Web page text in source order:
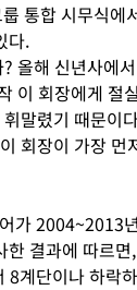
통합 시무식에
다.
올해 신년사에
이 회장에게 절
말렸기 때문이
회장이 가장 먼
가 2004~2013
결과에 따르
계단이나 하락